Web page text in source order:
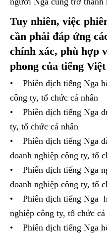
Tuy nhiên, việc
cần phải đáp ứng
chính xác, phù hợp
phong của tiếng
• Phiên dịch tiếng Nga
công ty, tổ chức cá nhân
• Phiên dịch tiếng Nga
ty, tổ chức cá nhân
• Phiên dịch tiếng Nga
doanh nghiệp công ty, tổ
• Phiên dịch tiếng Nga
doanh nghiệp công ty, tổ
• Phiên dịch tiếng Nga
nghiệp công ty, tổ chức cá
• Phiên dịch tiếng Nga